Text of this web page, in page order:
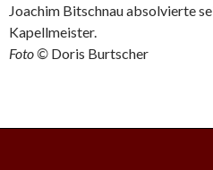
Joachim Bitschnau absolvierte
Kapellmeister.
Foto © Doris Burtscher